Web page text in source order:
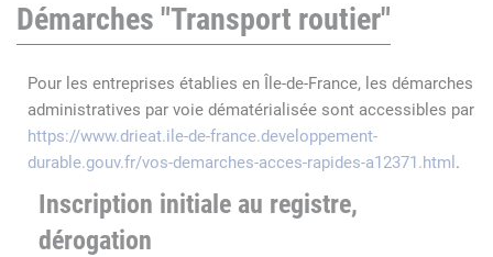
Démarches "Transport routier"
Pour les entreprises établies en Île-de-France, les démarches
administratives par voie dématérialisée sont accessibles par
https://www.drieat.ile-de-france.developpement-
durable.gouv.fr/vos-demarches-acces-rapides-a12371.html .
Inscription initiale au registre,
dérogation